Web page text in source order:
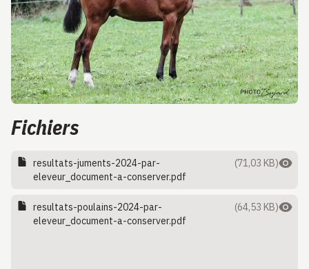
Fichiers
resultats-juments-2024-par-
eleveur_document-a-conserver.pdf
(71,03 KB)
resultats-poulains-2024-par-
eleveur_document-a-conserver.pdf
(64,53 KB)